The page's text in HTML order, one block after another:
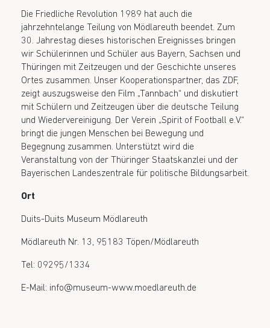
Die Friedliche Revolution 1989 hat auch die
jahrzehntelange Teilung von Mödlareuth beendet. Zum
30. Jahrestag dieses historischen Ereignisses bringen
wir Schülerinnen und Schüler aus Bayern, Sachsen und
Thüringen mit Zeitzeugen und der Geschichte unseres
Ortes zusammen. Unser Kooperationspartner, das ZDF,
zeigt auszugsweise den Film „Tannbach“ und diskutiert
mit Schülern und Zeitzeugen über die deutsche Teilung
und Wiedervereinigung. Der Verein „Spirit of Football e.V.“
bringt die jungen Menschen bei Bewegung und
Begegnung zusammen. Unterstützt wird die
Veranstaltung von der Thüringer Staatskanzlei und der
Bayerischen Landeszentrale für politische Bildungsarbeit.
Ort
Duits-Duits Museum Mödlareuth
Mödlareuth Nr. 13, 95183 Töpen/Mödlareuth
Tel: 09295/1334
E-Mail: info@museum-www.moedlareuth.de